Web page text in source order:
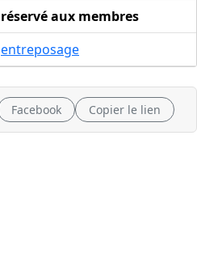
réservé aux membres
entreposage
Facebook Copier le lien